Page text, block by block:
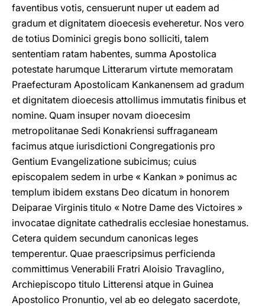
faventibus votis, censuerunt nuper ut eadem ad
gradum et dignitatem dioecesis eveheretur. Nos vero
de totius Dominici gregis bono solliciti, talem
sententiam ratam habentes, summa Apostolica
potestate harumque Litterarum virtute memoratam
Praefecturam Apostolicam Kankanensem ad gradum
et dignitatem dioecesis attollimus immutatis finibus et
nomine. Quam insuper novam dioecesim
metropolitanae Sedi Konakriensi suffraganeam
facimus atque iurisdictioni Congregationis pro
Gentium Evangelizatione subicimus; cuius
episcopalem sedem in urbe « Kankan » ponimus ac
templum ibidem exstans Deo dicatum in honorem
Deiparae Virginis titulo « Notre Dame des Victoires »
invocatae dignitate cathedralis ecclesiae honestamus.
Cetera quidem secundum canonicas leges
temperentur. Quae praescripsimus perficienda
committimus Venerabili Fratri Aloisio Travaglino,
Archiepiscopo titulo Litterensi atque in Guinea
Apostolico Pronuntio, vel ab eo delegato sacerdote,